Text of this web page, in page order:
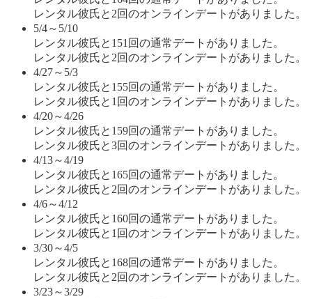
レンタル彼氏と2回のオンラインデートがありました。
5/4～5/10
レンタル彼氏と151回の通常デートがありました。
レンタル彼氏と2回のオンラインデートがありました。
4/27～5/3
レンタル彼氏と155回の通常デートがありました。
レンタル彼氏と1回のオンラインデートがありました。
4/20～4/26
レンタル彼氏と159回の通常デートがありました。
レンタル彼氏と3回のオンラインデートがありました。
4/13～4/19
レンタル彼氏と165回の通常デートがありました。
レンタル彼氏と2回のオンラインデートがありました。
4/6～4/12
レンタル彼氏と160回の通常デートがありました。
レンタル彼氏と1回のオンラインデートがありました。
3/30～4/5
レンタル彼氏と168回の通常デートがありました。
レンタル彼氏と2回のオンラインデートがありました。
3/23～3/29